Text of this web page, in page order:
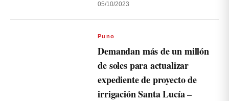
05/10/2023
Puno
Demandan más de un millón
de soles para actualizar
expediente de proyecto de
irrigación Santa Lucía –